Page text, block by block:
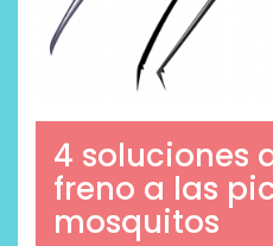
4 soluciones
freno a las
mosquitos